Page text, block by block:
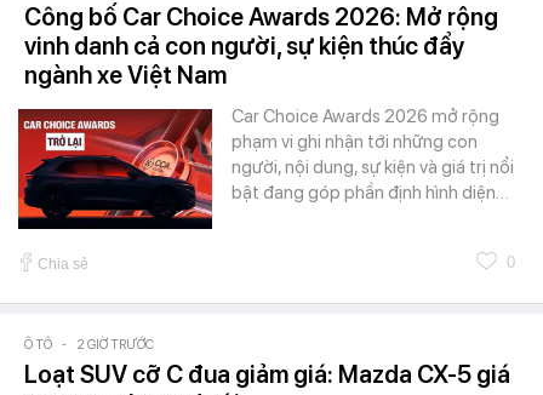
Công bố Car Choice Awards 2026: Mở rộng
vinh danh cả con người, sự kiện thúc đẩy
ngành xe Việt Nam
Car Choice Awards 2026 mở rộng
phạm vi ghi nhận tới những con
người, nội dung, sự kiện và giá trị nổi
bật đang góp phần định hình diện…
Chia sẻ 0
Ô TÔ - 2 GIỜ TRƯỚC
Loạt SUV cỡ C đua giảm giá: Mazda CX-5 giá